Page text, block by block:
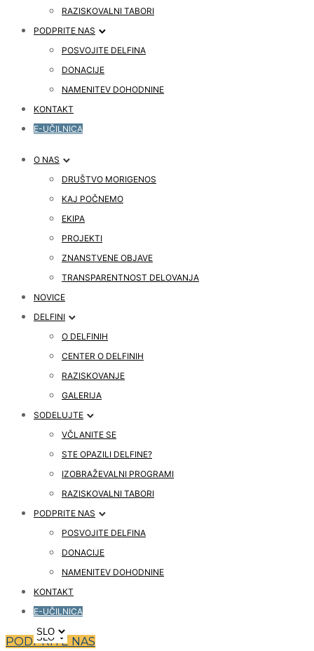
RAZISKOVALNI TABORI
PODPRITE NAS
POSVOJITE DELFINA
DONACIJE
NAMENITEV DOHODNINE
KONTAKT
E-UČILNICA
O NAS
DRUŠTVO MORIGENOS
KAJ POČNEMO
EKIPA
PROJEKTI
ZNANSTVENE OBJAVE
TRANSPARENTNOST DELOVANJA
NOVICE
DELFINI
O DELFINIH
CENTER O DELFINIH
RAZISKOVANJE
GALERIJA
SODELUJTE
VČLANITE SE
STE OPAZILI DELFINE?
IZOBRAŽEVALNI PROGRAMI
RAZISKOVALNI TABORI
PODPRITE NAS
POSVOJITE DELFINA
DONACIJE
NAMENITEV DOHODNINE
KONTAKT
E-UČILNICA
PODPRITE NAS